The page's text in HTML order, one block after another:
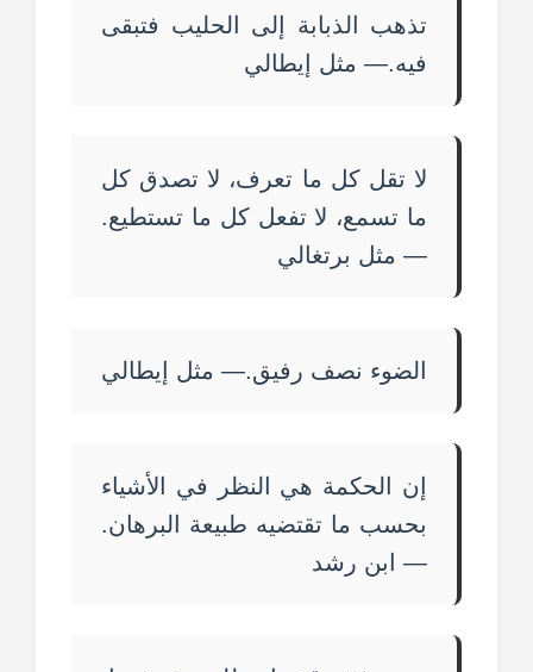
تذهب الذبابة إلى الحليب فتبقى
فيه.— مثل إيطالي
لا تقل كل ما تعرف، لا تصدق كل
ما تسمع، لا تفعل كل ما تستطيع.
— مثل برتغالي
الضوء نصف رفيق.— مثل إيطالي
إن الحكمة هي النظر في الأشياء
بحسب ما تقتضيه طبيعة البرهان.
— ابن رشد